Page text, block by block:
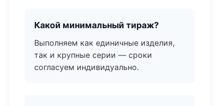
Какой минимальный тираж?
Выполняем как единичные изделия,
так и крупные серии — сроки
согласуем индивидуально.